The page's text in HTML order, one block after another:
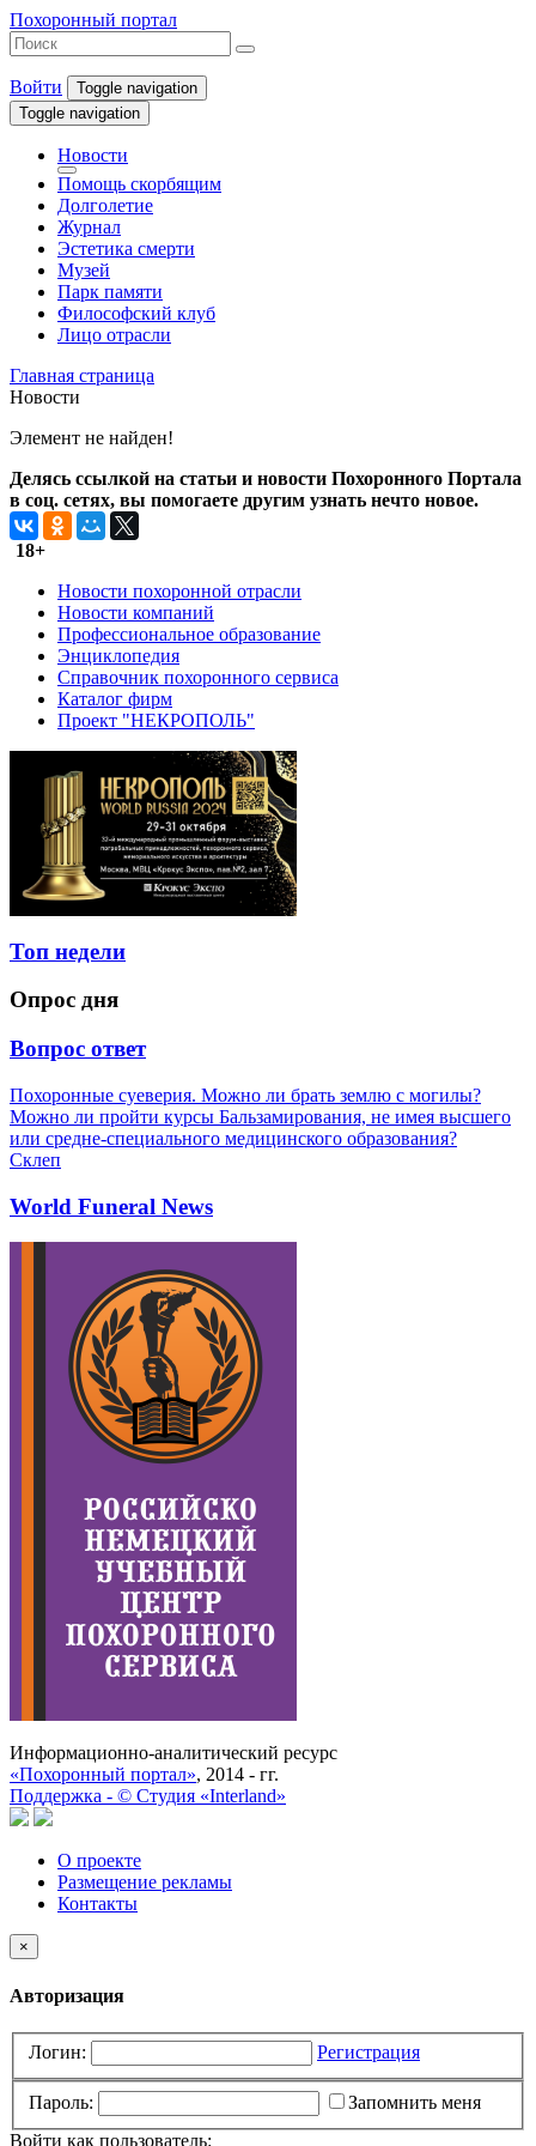
Похоронный портал
Войти
Toggle navigation
Toggle navigation
Новости
Помощь скорбящим
Долголетие
Журнал
Эстетика смерти
Музей
Парк памяти
Философский клуб
Лицо отрасли
Главная страница
Новости
Элемент не найден!
Делясь ссылкой на статьи и новости Похоронного Портала
в соц. сетях, вы помогаете другим узнать нечто новое.
18+
Новости похоронной отрасли
Новости компаний
Профессиональное образование
Энциклопедия
Справочник похоронного сервиса
Каталог фирм
Проект "НЕКРОПОЛЬ"
Топ недели
Опрос дня
Вопрос ответ
Похоронные суеверия. Можно ли брать землю с могилы?
Можно ли пройти курсы Бальзамирования, не имея высшего
или средне-специального медицинского образования?
Склеп
World Funeral News
Информационно-аналитический ресурс
«Похоронный портал», 2014 - гг.
Поддержка - © Cтудия «Interland»
О проекте
Размещение рекламы
Контакты
×
Авторизация
Логин: Регистрация
Пароль:
Запомнить меня
Войти как пользователь: